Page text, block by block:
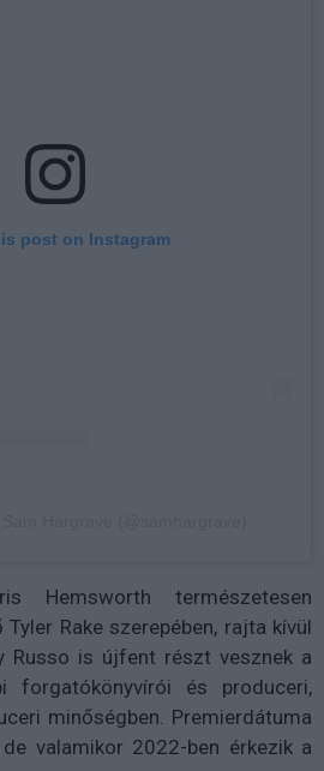
post on Instagram
Hemsworth természetesen
Rake szerepében, rajta kívül
Russo is újfent részt vesznek a
forgatókönyvírói és produceri,
minőségben. Premierdátuma
valamikor 2022-ben érkezik a